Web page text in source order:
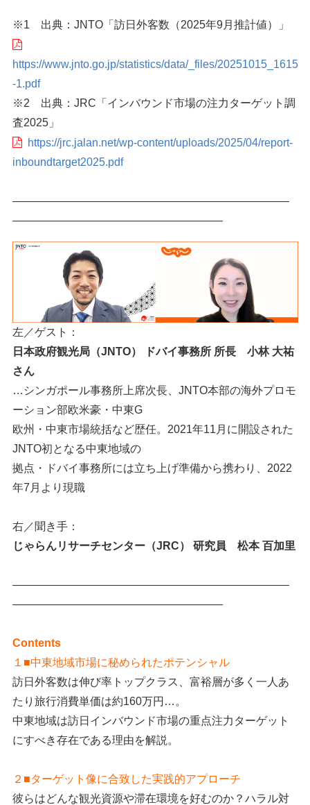
※1 出典：JNTO「訪日外客数（2025年9月推計値）」
https://www.jnto.go.jp/statistics/data/_files/20251015_1615
-1.pdf
※2 出典：JRC「インバウンド市場の注力ターゲット調
査2025」
https://jrc.jalan.net/wp-content/uploads/2025/04/report-
inboundtarget2025.pdf
―――――――――――――――――――――――――
―――――――――――――――――――
左／ゲスト：
日本政府観光局（JNTO） ドバイ事務所 所長 小林 大祐
さん
…シンガポール事務所上席次長、JNTO本部の海外プロモ
ーション部欧米豪・中東G
欧州・中東市場統括など歴任。2021年11月に開設された
JNTO初となる中東地域の
拠点・ドバイ事務所には立ち上げ準備から携わり、2022
年7月より現職
右／聞き手：
じゃらんリサーチセンター（JRC） 研究員 松本 百加里
―――――――――――――――――――――――――
―――――――――――――――――――
Contents
１■中東地域市場に秘められたポテンシャル
訪日外客数は伸び率トップクラス、富裕層が多く一人あ
たり旅行消費単価は約160万円…。
中東地域は訪日インバウンド市場の重点注力ターゲット
にすべき存在である理由を解説。
２■ターゲット像に合致した実践的アプローチ
彼らはどんな観光資源や滞在環境を好むのか？ハラル対